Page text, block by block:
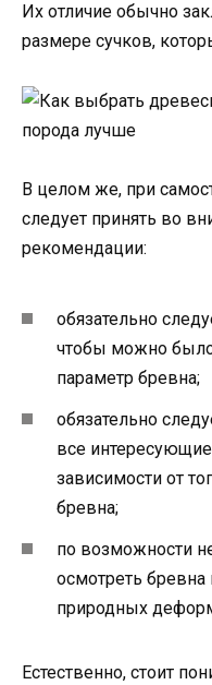
Их отличие обычно
размере сучков,
В целом же, при
следует принять во
рекомендации:
обязательно
чтобы можно
параметр бревна;
обязательно
все
зависимости от
бревна;
по возможности
осмотреть бревна
природных
Естественно, стоит